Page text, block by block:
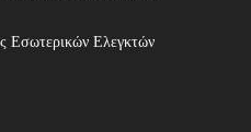
Εσωτερικών Ελεγκτών